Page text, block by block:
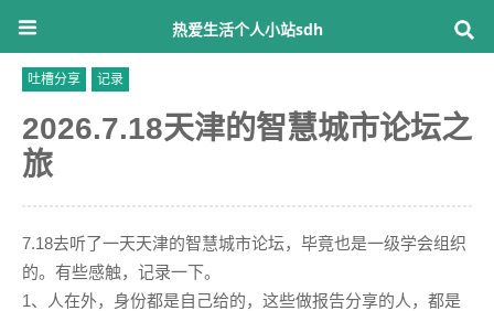
热爱生活个人小站sdh
吐槽分享 记录
2026.7.18天津的智慧城市论坛之
旅
7.18去听了一天天津的智慧城市论坛，毕竟也是一级学会组织
的。有些感触，记录一下。
1、人在外，身份都是自己给的，这些做报告分享的人，都是